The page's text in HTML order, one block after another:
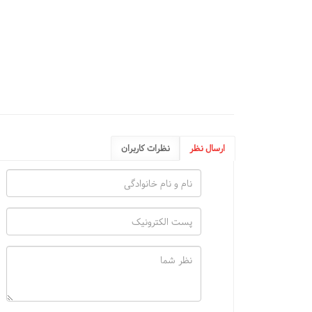
ارسال نظر نظرات کاربران